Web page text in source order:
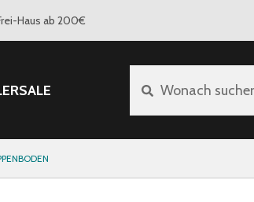
Haus ab 200€
SALE Wonach